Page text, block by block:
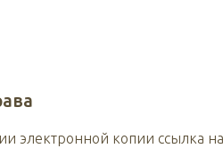
электронной копии ссылка на